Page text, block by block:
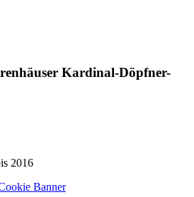
Kardinal-Döpfner-
2016
Banner